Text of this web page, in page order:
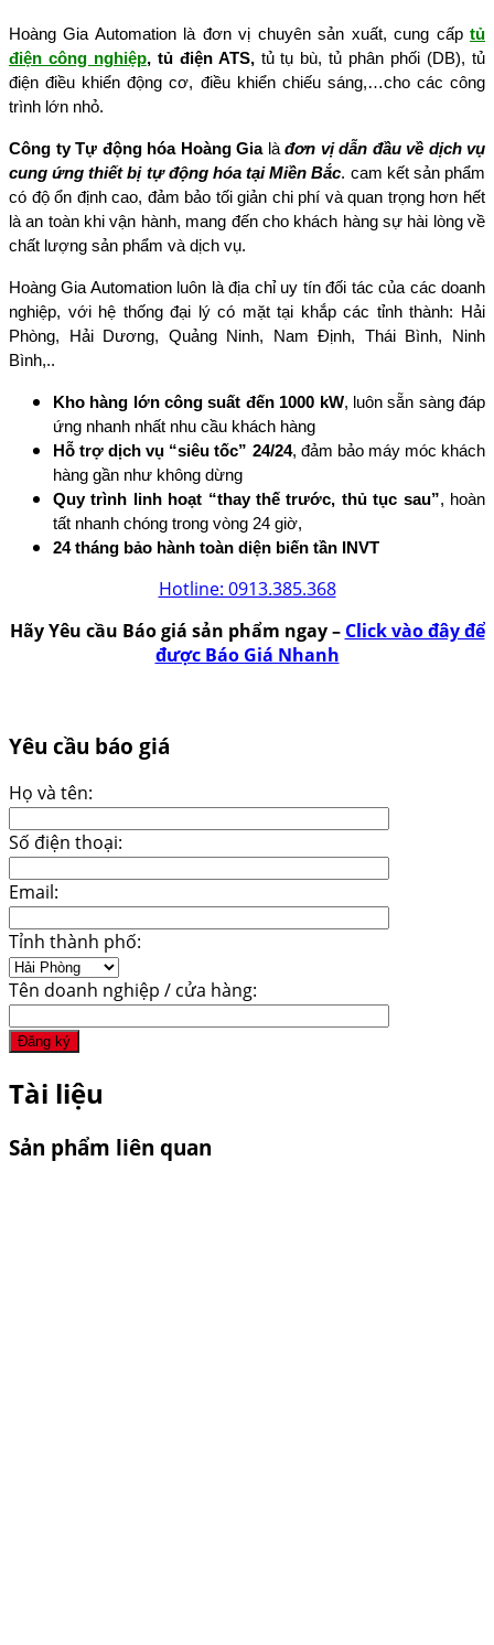
Hoàng Gia Automation là đơn vị chuyên sản xuất, cung cấp tủ
điện công nghiệp, tủ điện ATS,tủ tụ bù, tủ phân phối (DB), tủ
điện điều khiển động cơ, điều khiển chiếu sáng,…cho các công
trình lớn nhỏ.
Công ty Tự động hóa Hoàng Gia là đơn vị dẫn đầu về dịch vụ
cung ứng thiết bị tự động hóa tại Miền Bắc. cam kết sản phẩm
có độ ổn định cao, đảm bảo tối giản chi phí và quan trọng hơn hết
là an toàn khi vận hành, mang đến cho khách hàng sự hài lòng về
chất lượng sản phẩm và dịch vụ.
Hoàng Gia Automation luôn là địa chỉ uy tín đối tác của các doanh
nghiệp, với hệ thống đại lý có mặt tại khắp các tỉnh thành: Hải
Phòng, Hải Dương, Quảng Ninh, Nam Định, Thái Bình, Ninh
Bình,..
Kho hàng lớn công suất đến 1000 kW, luôn sẵn sàng đáp
ứng nhanh nhất nhu cầu khách hàng
Hỗ trợ dịch vụ “siêu tốc” 24/24, đảm bảo máy móc khách
hàng gần như không dừng
Quy trình linh hoạt “thay thế trước, thủ tục sau”, hoàn
tất nhanh chóng trong vòng 24 giờ,
24 tháng bảo hành toàn diện biến tần INVT
Hotline: 0913.385.368
Hãy Yêu cầu Báo giá sản phẩm ngay – Click vào đây để
được Báo Giá Nhanh
Yêu cầu báo giá
Họ và tên:
Số điện thoại:
Email:
Tỉnh thành phố:
Tên doanh nghiệp / cửa hàng:
Tài liệu
Sản phẩm liên quan